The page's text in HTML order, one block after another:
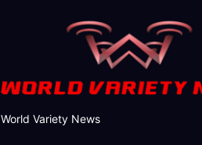
World Variety News